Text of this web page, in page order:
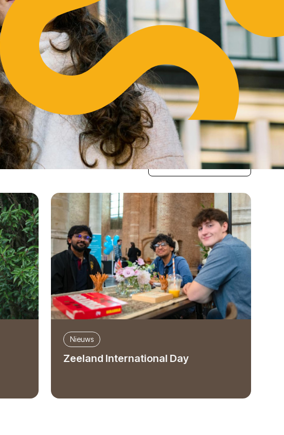
Al het nieuws bekijken
Nieuws
Zeeland International Day